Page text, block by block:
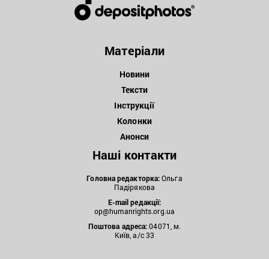
Матеріали
Новини
Тексти
Інструкції
Колонки
Анонси
Наші контакти
Головна редакторка:Ольга
Падірякова
E-mail редакції:
op@humanrights.org.ua
Поштова адреса:04071, м.
Київ, а/с 33